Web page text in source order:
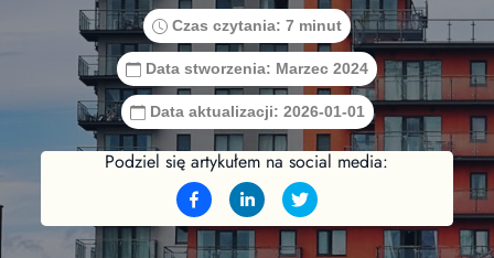
Czas czytania: 7 minut
Data stworzenia: Marzec 2024
Data aktualizacji: 2026-01-01
Podziel się artykułem na social media: